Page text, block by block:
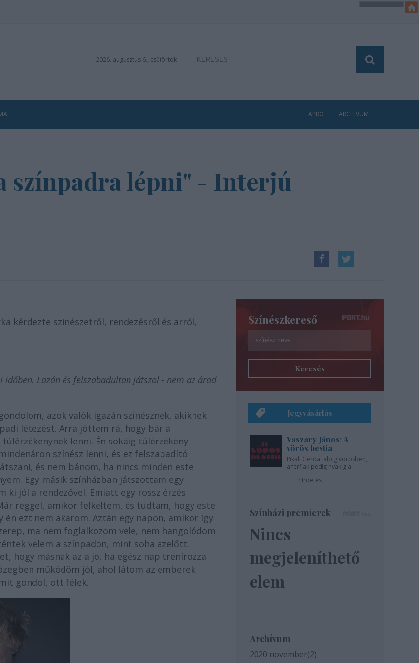
2026. augusztus 6., csütörtök
APRÓ ARCHÍVUM
színpadra lépni" - Interjú
kérdezte színészetről, rendezésről és arról,
Lazán és felszabadultan játszol - nem az árad
azok valók igazán színésznek, akiknek
létezést. Arra jöttem rá, hogy bár a
lenni. Én sokáig túlérzékeny
színész lenni, és ez felszabadító
és nem bánom, ha nincs minden este
Egy másik színházban játszottam egy
jól a rendezővel. Emiatt egy rossz érzés
reggel, amikor felkeltem, és tudtam, hogy este
ezt nem akarom. Aztán egy napon, amikor így
ma nem foglalkozom vele, nem hangolódom
velem a színpadon, mint soha azelőtt.
hogy másnak az a jó, ha egész nap trenírozza
működöm jól, ahol látom az emberek
gondol, ott félek.
Színészkereső
Keresés
Jegyvásárlás
Vaszary János: A
vörös bestia
Pikali Gerda talpig vörösben,
a férfiak pedig nyakig a
hirdetés
Színházi premierek
Nincs
megjeleníthető
elem
Archívum
2020 november(2)